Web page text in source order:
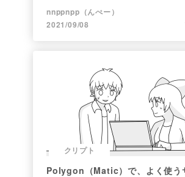
nnppnpp（んぺー）
2021/09/08
クリプト
Polygon（Matic）で、よく使う